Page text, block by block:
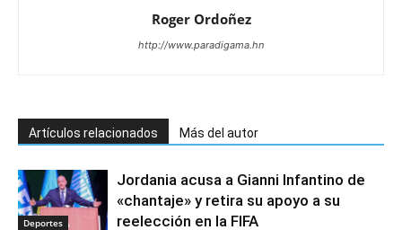
Roger Ordoñez
http://www.paradigama.hn
Artículos relacionados Más del autor
Deportes
Jordania acusa a Gianni Infantino de
«chantaje» y retira su apoyo a su
reelección en la FIFA